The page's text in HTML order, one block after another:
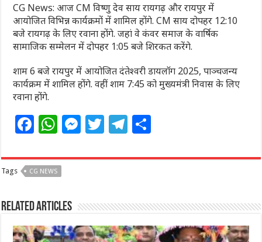
CG News: आज CM विष्णु देव साय रायगढ़ और रायपुर में
आयोजित विभिन्न कार्यक्रमों में शामिल होंगे. CM साय दोपहर 12:10
बजे रायगढ़ के लिए रवाना होंगे. जहां वे कंवर समाज के वार्षिक
सामाजिक सम्मेलन में दोपहर 1:05 बजे शिरकत करेंगे.
शाम 6 बजे रायपुर में आयोजित दंतेश्वरी डायलॉग 2025, पाञ्चजन्य
कार्यक्रम में शामिल होंगे. वहीं शाम 7:45 को मुख्यमंत्री निवास के लिए
रवाना होंगे.
F
c
e
b
o
o
W
at
s
A
p
p
M
ss
n
g
e
T
itt
r
T
e
ra
m
ar
Tags CG NEWS
Related Articles